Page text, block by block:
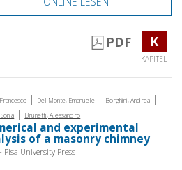
PDF K
KAPITEL
| Del Monte, Emanuele | Borghini, Andrea |
| Brunetti, Alessandro
and experimental
of a masonry chimney
Pisa University Press